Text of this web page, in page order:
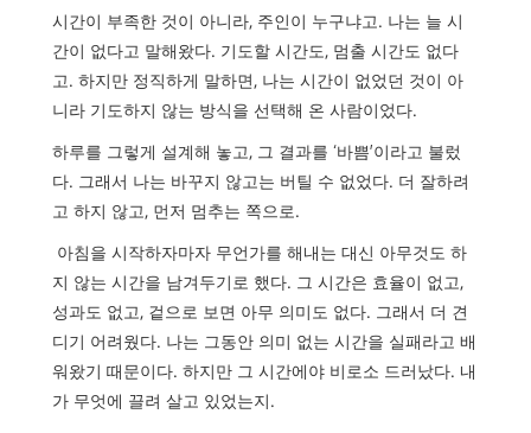
시간이 부족한 것이 아니라, 주인이 누구냐고. 나는 늘 시
간이 없다고 말해왔다. 기도할 시간도, 멈출 시간도 없다
고. 하지만 정직하게 말하면 , 나는 시간이 없었던 것이 아
니라 기도하지 않는 방식을 선택해 온 사람이었다.
하루를 그렇게 설계해 놓고, 그 결과를 ‘바쁨’이라고 불렀
다. 그래서 나는 바꾸지 않고는 버틸 수 없었다. 더 잘하려
고 하지 않고, 먼저 멈추는 쪽으로.
아침을 시작하자마자 무언가를 해내는 대신 아무것도 하
지 않는 시간을 남겨두기로 했다. 그 시간은 효율이 없고,
성과도 없고, 겉으로 보면 아무 의미도 없다. 그래서 더 견
디기 어려웠다. 나는 그동안 의미 없는 시간을 실패라고 배
워왔기 때문이다. 하지만 그 시간에야 비로소 드러났다. 내
가 무엇에 끌려 살고 있었는지 .